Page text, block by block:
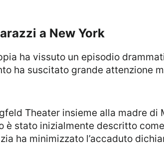
a New York
ha suscitato grande attenzione
è stato inizialmente descritto
ha minimizzato l’accaduto